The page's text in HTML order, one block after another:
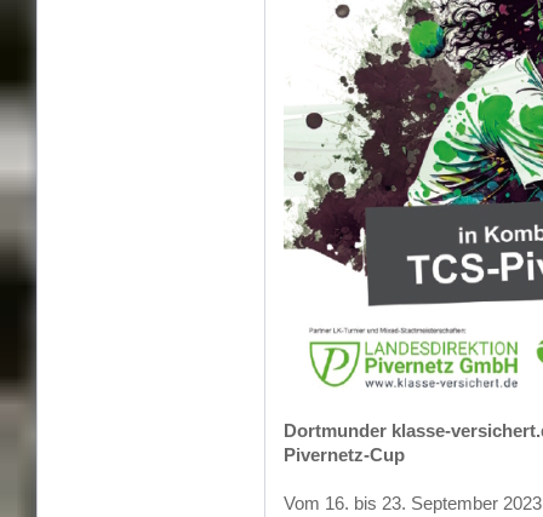
Dortmunder klasse-
Pivernetz-Cup
Vom 16. bis 23. September